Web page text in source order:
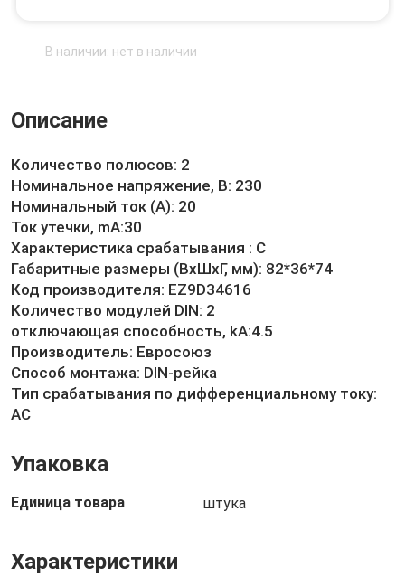
В наличии: нет в наличии
Описание
Количество полюсов: 2
Номинальное напряжение, В: 230
Номинальный ток (А): 20
Ток утечки, mA:30
Характеристика срабатывания : C
Габаритные размеры (ВхШхГ, мм): 82*36*74
Код производителя: EZ9D34616
Количество модулей DIN: 2
отключающая способность, kA:4.5
Производитель: Евросоюз
Способ монтажа: DIN-рейка
Тип срабатывания по дифференциальному току:
АС
Упаковка
Единица товара штука
Характеристики